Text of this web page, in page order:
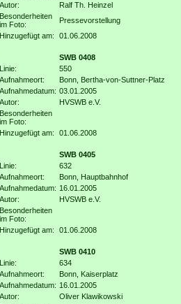
Autor:
Ralf Th. Heinzel
Besonderheiten
im Foto:
Pressevorstellung
Hinzugefügt am:
01.06.2008
SWB 0408
Linie:
550
Aufnahmeort:
Bonn, Bertha-von-Suttner-Platz
Aufnahmedatum: 03.01.2005
Autor:
HVSWB e.V.
Besonderheiten
im Foto:
Hinzugefügt am:
01.06.2008
SWB 0405
Linie:
632
Aufnahmeort:
Bonn, Hauptbahnhof
Aufnahmedatum: 16.01.2005
Autor:
HVSWB e.V.
Besonderheiten
im Foto:
Hinzugefügt am:
01.06.2008
SWB 0410
Linie:
634
Aufnahmeort:
Bonn, Kaiserplatz
Aufnahmedatum: 16.01.2005
Autor:
Oliver Klawikowski